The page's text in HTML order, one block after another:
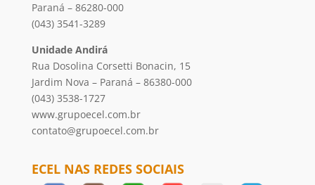
Paraná – 86280-000
(043) 3541-3289
Unidade Andirá
Rua Dosolina Corsetti Bonacin, 15
Jardim Nova – Paraná – 86380-000
(043) 3538-1727
www.grupoecel.com.br
contato@grupoecel.com.br
ECEL NAS REDES SOCIAIS